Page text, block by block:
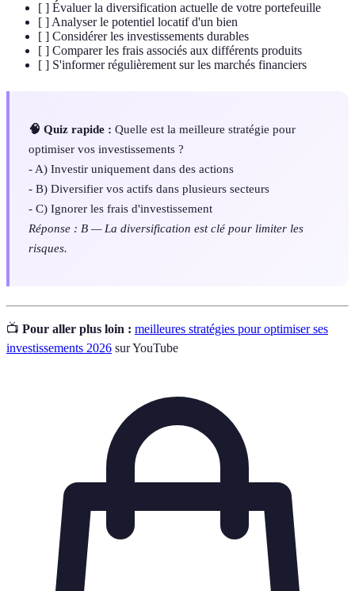
[ ] Évaluer la diversification actuelle de votre portefeuille
[ ] Analyser le potentiel locatif d'un bien
[ ] Considérer les investissements durables
[ ] Comparer les frais associés aux différents produits
[ ] S'informer régulièrement sur les marchés financiers
🧠 Quiz rapide : Quelle est la meilleure stratégie pour
optimiser vos investissements ?
- A) Investir uniquement dans des actions
- B) Diversifier vos actifs dans plusieurs secteurs
- C) Ignorer les frais d'investissement
Réponse : B — La diversification est clé pour limiter les
risques.
📺 Pour aller plus loin : meilleures stratégies pour optimiser ses
investissements 2026 sur YouTube